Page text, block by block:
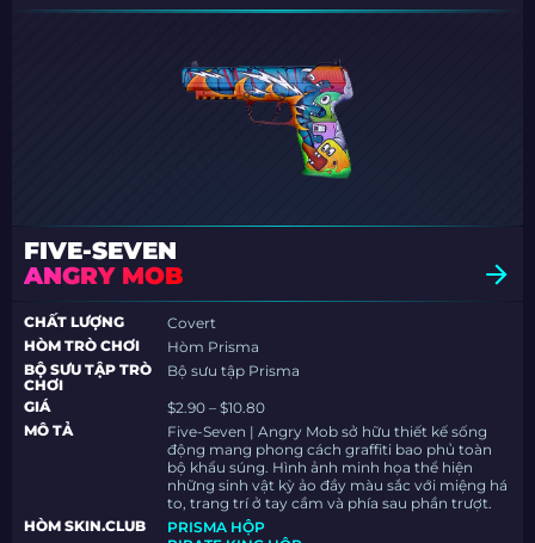
FIVE-SEVEN
ANGRY MOB
CHẤT LƯỢNG
Covert
HÒM TRÒ CHƠI
Hòm Prisma
BỘ SƯU TẬP TRÒ
CHƠI
Bộ sưu tập Prisma
GIÁ
$2.90 – $10.80
MÔ TẢ
Five-Seven | Angry Mob sở hữu thiết kế sống
động mang phong cách graffiti bao phủ toàn
bộ khẩu súng. Hình ảnh minh họa thể hiện
những sinh vật kỳ ảo đầy màu sắc với miệng há
to, trang trí ở tay cầm và phía sau phần trượt.
HÒM SKIN.CLUB
PRISMA HỘP